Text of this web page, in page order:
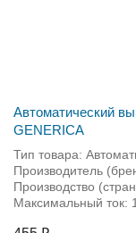
Автоматический
GENERICA
Тип товара:
Производитель
Производство
Максимальный ток: